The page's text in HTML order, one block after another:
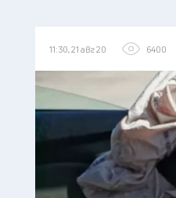
11:30, 21 авг 20 6400